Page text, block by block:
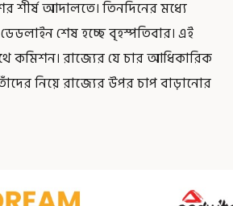
শীর্ষ আদালতে। তিনদিনের মধ্যে
শেষ হচ্ছে বৃহস্পতিবার। এই
কমিশন। রাজ্যের যে চার আধিকারিক
নিয়ে রাজ্যের উপর চাপ বাড়ানোর